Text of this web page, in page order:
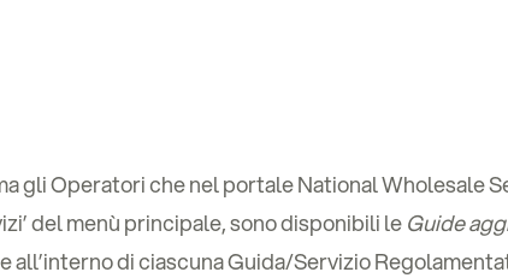
gli Operatori che nel portale National Wholesale
del menù principale, sono disponibili leGuide
all’interno di ciascuna Guida/Servizio